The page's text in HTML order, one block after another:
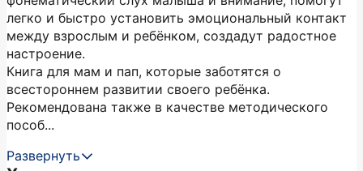
легко и быстро установить эмоциональный контакт
между взрослым и ребёнком, создадут радостное
настроение.
Книга для мам и пап, которые заботятся о
всестороннем развитии своего ребёнка.
Рекомендована также в качестве методического
пособ...
Развернуть